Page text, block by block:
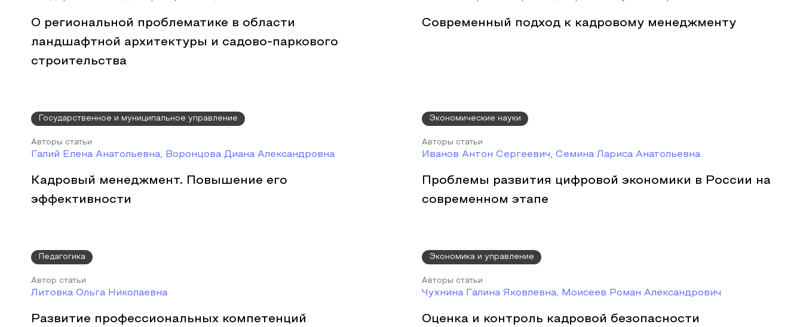
О региональной проблематике в области
ландшафтной архитектуры и садово-паркового
строительства
Современный подход к кадровому менеджменту
Государственное и муниципальное управление
Авторы статьи
Галий Елена Анатольевна, Воронцова Диана Александровна
Кадровый менеджмент. Повышение его
эффективности
Экономические науки
Авторы статьи
Иванов Антон Сергеевич, Семина Лариса Анатольевна
Проблемы развития цифровой экономики в России на
современном этапе
Педагогика
Автор статьи
Литовка Ольга Николаевна
Развитие профессиональных компетенций
Экономика и управление
Авторы статьи
Чухнина Галина Яковлевна, Моисеев Роман Александрович
Оценка и контроль кадровой безопасности